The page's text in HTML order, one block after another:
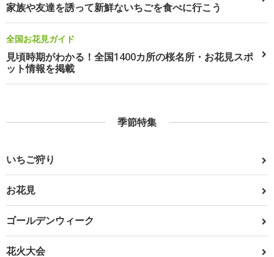
家族や友達を誘って新鮮ないちごを食べに行こう
全国お花見ガイド
見頃時期がわかる！全国1400カ所の桜名所・お花見スポ
ット情報を掲載
季節特集
いちご狩り
お花見
ゴールデンウィーク
花火大会